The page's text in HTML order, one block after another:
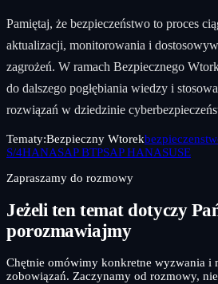
Pamiętaj, że bezpieczeństwo to proces
aktualizacji, monitorowania i
zagrożeń. W ramach Bezpiecznego
do dalszego pogłębiania wiedzy i
rozwiązań w dziedzinie
Tematy:Bezpieczny Wtorek
S/4HANASAP BTPSAP HANASUSE
Zapraszamy do rozmowy
Jeżeli ten temat dotyczy
porozmawiajmy
Chętnie omówimy konkretne wyzwania i
zobowiązań. Zaczynamy od rozmowy,